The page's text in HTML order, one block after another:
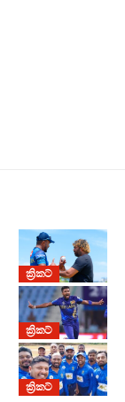
ක්‍රිකට්
ක්‍රිකට්
ක්‍රිකට්